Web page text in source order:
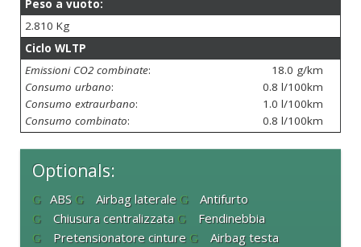
Peso a vuoto:
2.810 Kg
Ciclo WLTP
Emissioni CO2 combinate:
18.0 g/km
Consumo urbano:
0.8 l/100km
Consumo extraurbano:
1.0 l/100km
Consumo combinato: 0.8 l/100km
Optionals:
ABS Airbag laterale
Antifurto
Chiusura centralizzata
Fendinebbia
Pretensionatore cinture
Airbag testa